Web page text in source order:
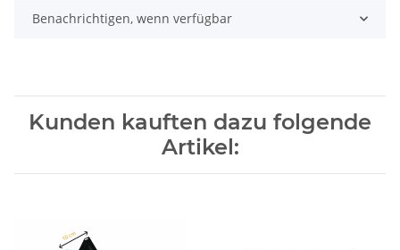
Benachrichtigen, wenn verfügbar
Kunden kauften dazu folgende
Artikel: